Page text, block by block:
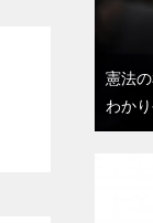
憲法
わか